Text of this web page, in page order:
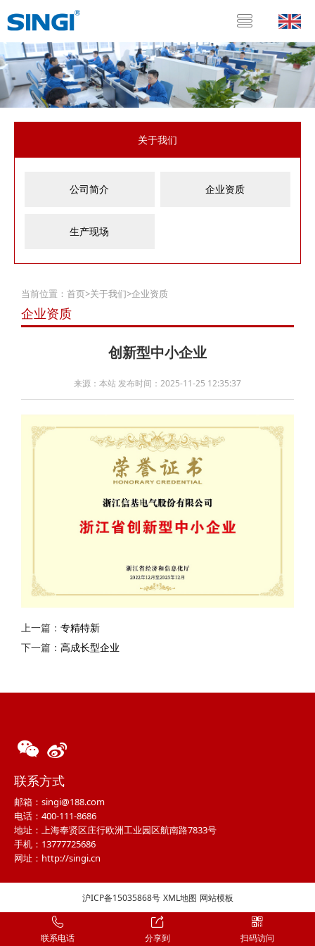
关于我们
公司简介 企业资质
生产现场
当前位置： 首页>关于我们>企业资质
企业资质
创新型中小企业
来源：本站 发布时间：2025-11-25 12:35:37
上一篇： 专精特新
下一篇： 高成长型企业
联系方式
邮箱：singi@188.com
电话：400-111-8686
地址：上海奉贤区庄行欧洲工业园区航南路7833号
手机：13777725686
网址：http://singi.cn
沪ICP备15035868号 XML地图 网站模板
联系电话 分享到 扫码访问